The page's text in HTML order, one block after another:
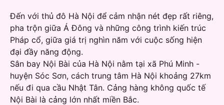
Đến với thủ đô Hà Nội để cảm nhận nét đẹp rất riêng,
pha trộn giữa Á Đông và những công trình kiến trúc
Pháp cổ, giữa giá trị nghìn năm với cuộc sống hiện
đại đầy năng động.
Sân bay Nội Bài của Hà Nội nằm tại xã Phú Minh -
huyện Sóc Sơn, cách trung tâm Hà Nội khoảng 27km
nếu đi qua cầu Nhật Tân. Cảng hàng không quốc tế
Nội Bài là cảng lớn nhất miền Bắc.